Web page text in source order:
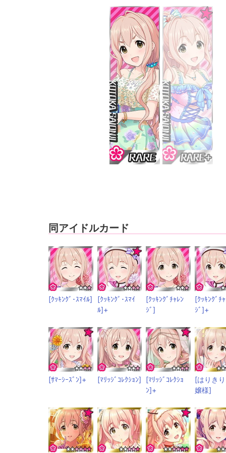
同アイドルカード
[ｸｯｷﾝｸﾞ･ｽﾏｲﾙ]
[ｸｯｷﾝｸﾞ･ｽﾏｲ
ﾙ]+
[ｸｯｷﾝｸﾞﾁｬﾚﾝ
ｼﾞ]
[ｸｯｷﾝｸﾞﾁ
ｼﾞ]+
[ｻﾏｰｼｰｽﾞﾝ]+ [ﾏﾘｯｼﾞｺﾚｸｼｮﾝ]
[ﾏﾘｯｼﾞｺﾚｸｼｮ
ﾝ]+
[はりき
嬢様]